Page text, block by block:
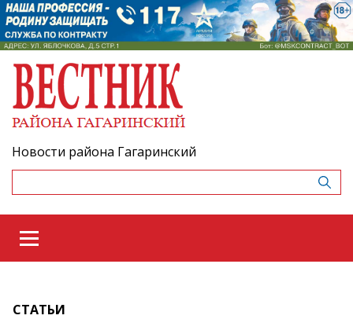
Новости района Гагаринский
СТАТЬИ